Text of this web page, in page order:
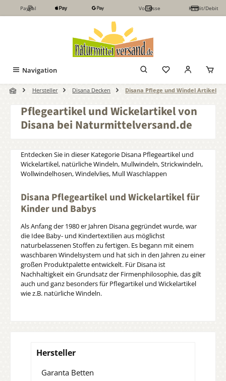
Zum Hauptinhalt springen
PayPal Vorkasse Kredit/Debit
Navigation
Hersteller Disana Decken Disana Pflege und Windel Artikel
Pflegeartikel und Wickelartikel von
Disana bei Naturmittelversand.de
Entdecken Sie in dieser Kategorie Disana Pflegeartikel und
Wickelartikel, natürliche Windeln, Mullwindeln, Strickwindeln,
Wollwindelhosen, Windelvlies, Mull Waschlappen
Disana Pflegeartikel und Wickelartikel für
Kinder und Babys
Als Anfang der 1980 er Jahren Disana gegründet wurde, war
die Idee Baby- und Kindertextilien aus möglichst
naturbelassenen Stoffen zu fertigen. Es begann mit einem
waschbaren Windelsystem und hat sich in den Jahren zu einer
großen Produktpalette entwickelt. Für Disana ist
Nachhaltigkeit ein Grundsatz der Firmenphilosophie, das gilt
auch und ganz besonders für Pflegartikel und Wickelartikel
wie z.B. natürliche Windeln.
Hersteller
Garanta Betten